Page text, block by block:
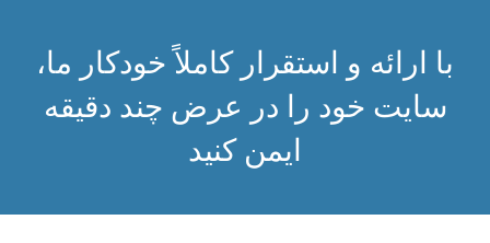
با ارائه و استقرار کاملاً خودکار ما،
سایت خود را در عرض چند دقیقه
ایمن کنید